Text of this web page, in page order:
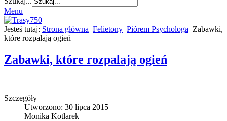
Menu
Jesteś tutaj: Strona główna Felietony Piórem Psychologa Zabawki,
które rozpalają ogień
Zabawki, które rozpalają ogień
Szczegóły
Utworzono: 30 lipca 2015
Monika Kotlarek